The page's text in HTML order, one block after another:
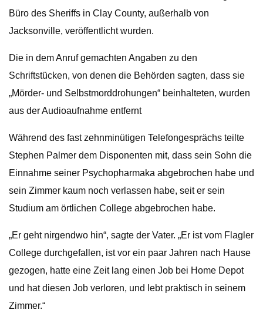
Büro des Sheriffs in Clay County, außerhalb von
Jacksonville, veröffentlicht wurden.
Die in dem Anruf gemachten Angaben zu den
Schriftstücken, von denen die Behörden sagten, dass sie
„Mörder- und Selbstmorddrohungen“ beinhalteten, wurden
aus der Audioaufnahme entfernt
Während des fast zehnminütigen Telefongesprächs teilte
Stephen Palmer dem Disponenten mit, dass sein Sohn die
Einnahme seiner Psychopharmaka abgebrochen habe und
sein Zimmer kaum noch verlassen habe, seit er sein
Studium am örtlichen College abgebrochen habe.
„Er geht nirgendwo hin“, sagte der Vater. „Er ist vom Flagler
College durchgefallen, ist vor ein paar Jahren nach Hause
gezogen, hatte eine Zeit lang einen Job bei Home Depot
und hat diesen Job verloren, und lebt praktisch in seinem
Zimmer.“